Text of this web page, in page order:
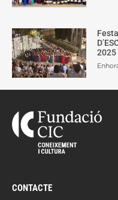
2025
CONTACTE